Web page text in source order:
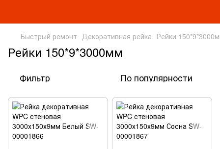
Быстрый ремонт Декоративная рейка Рейки
Рейки 150*9*3000мм
Фильтр По популярности